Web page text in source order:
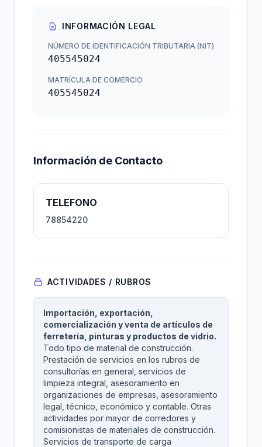
INFORMACIÓN LEGAL
NÚMERO DE IDENTIFICACIÓN TRIBUTARIA (NIT)
405545024
MATRÍCULA DE COMERCIO
405545024
Información de Contacto
TELEFONO
78854220
ACTIVIDADES / RUBROS
Importación, exportación,
comercialización y venta de artículos de
ferretería, pinturas y productos de vidrio.
Todo tipo de material de construcción.
Prestación de servicios en los rubros de
consultorías en general, servicios de
limpieza integral, asesoramiento en
organizaciones de empresas, asesoramiento
legal, técnico, económico y contable. Otras
actividades por mayor de corredores y
comisionistas de materiales de construcción.
Servicios de transporte de carga